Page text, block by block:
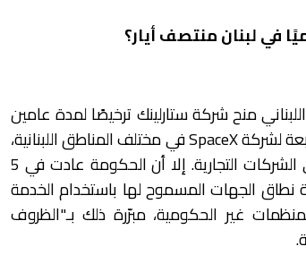
في لبنان منتصف أيار؟
مجلس الوزراء اللبناني منح شركة ستارلينك ترخيصًا لمدة عامين
لتقديم خدمات الإنترنت عبر الأقمار الصناعية التابعة لشركة SpaceX في مختلف المناطق اللبنانية،
على أن تقتصر الاستفادة منها في البداية على الشركات التجارية. إلا أن الحكومة عادت في 5
الجهات المسموح لها باستخدام الخدمة
غير الحكومية، مبرّرة ذلك بـ"الظروف